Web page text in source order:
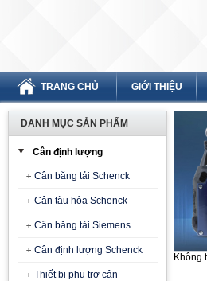
TRANG CHỦ GIỚI THIỆU
DANH MỤC SẢN PHẨM
Cân định lượng
Cân băng tải Schenck
Cân tàu hỏa Schenck
Cân băng tải Siemens
Cân định lượng Schenck
Thiết bị phụ trợ cân
Không